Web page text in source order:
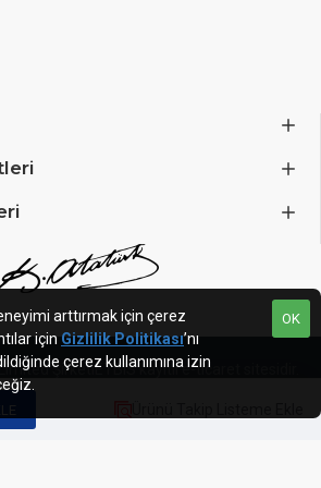
Formats ATX, E-ATX, ITX,
ŞirketiETBIS kayıtlı e-ticaret sitesidir.
OK
arttırmak için çerez
için Gizlilik Politikası’nı
çerez kullanımına izin